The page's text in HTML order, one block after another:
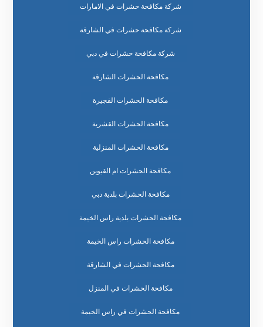
شركة مكافحة حشرات في الامارات
شركة مكافحة حشرات في الشارقة
شركة مكافحة حشرات في دبي
مكافحة الحشرات الشارقة
مكافحة الحشرات الفجيرة
مكافحة الحشرات القشرية
مكافحة الحشرات المنزلية
مكافحة الحشرات ام القيوين
مكافحة الحشرات بلدية دبي
مكافحة الحشرات بلدية راس الخيمة
مكافحة الحشرات راس الخيمة
مكافحة الحشرات في الشارقة
مكافحة الحشرات في المنزل
مكافحة الحشرات في راس الخيمة